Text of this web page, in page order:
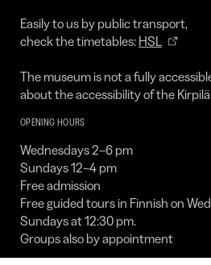
Easily to us by public transport,
check the timetables: HSL
The museum is not a fully
about the accessibility of the
OPENING HOURS
Wednesdays 2–6 pm
Sundays 12–4 pm
Free admission
Free guided tours in Finnish on
Sundays at 12:30 pm.
Groups also by appointment